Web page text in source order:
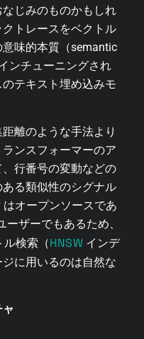
じみのものかもしれ
トレースをベクトル
味的本質（semantic
ンチューニングされ
テキスト埋め込みモ
離のような手法より
ンスフォーマーのア
行番号の変動などの
る類似性のシグナル
はオープンソースであ
ザーでもあるため、
ル検索（HNSWインデ
に用いるのは自然な